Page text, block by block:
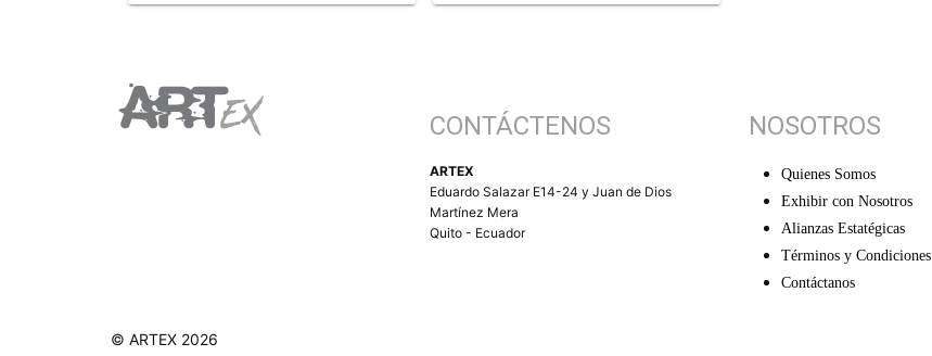
CONTÁCTENOS
ARTEX
Eduardo Salazar E14-24 y Juan de Dios
Martínez Mera
Quito - Ecuador
NOSOTROS
Quienes Somos
Exhibir con Nosotros
Alianzas Estatégicas
Términos y Condiciones
Contáctanos
© ARTEX 2026